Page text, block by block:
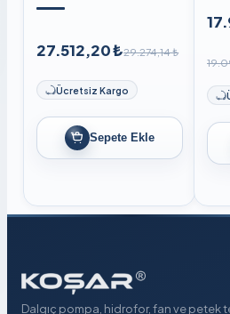
27.512,20 ₺29.274,14 ₺
Ücretsiz Kargo
Sepete Ekle
Dalgıç pompa, hidrofor, fan ve petek